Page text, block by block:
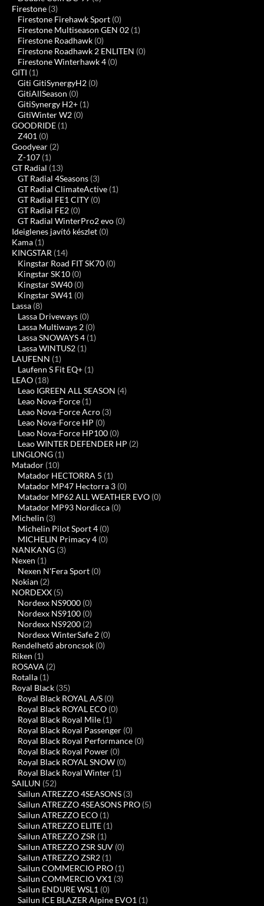
Firestone (3)
Firestone Firehawk Sport (0)
Firestone Multiseason GEN 02 (1)
Firestone Roadhawk (0)
Firestone Roadhawk 2 ENLITEN (0)
Firestone Winterhawk 4 (0)
GITI (1)
Giti GitiSynergyH2 (0)
GitiAllSeason (0)
GitiSynergy H2+ (1)
GitiWinter W2 (0)
GOODRIDE (1)
Z401 (0)
Goodyear (2)
Z-107 (1)
GT Radial (13)
GT Radial 4Seasons (3)
GT Radial ClimateActive (1)
GT Radial FE1 CITY (0)
GT Radial FE2 (0)
GT Radial WinterPro2 evo (0)
Ideiglenes javító készlet (0)
Kama (1)
KINGSTAR (14)
Kingstar Road FIT SK70 (0)
Kingstar SK10 (0)
Kingstar SW40 (0)
Kingstar SW41 (0)
Lassa (8)
Lassa Driveways (0)
Lassa Multiways 2 (0)
Lassa SNOWAYS 4 (1)
Lassa WINTUS2 (1)
LAUFENN (1)
Laufenn S Fit EQ+ (1)
LEAO (18)
Leao IGREEN ALL SEASON (4)
Leao Nova-Force (1)
Leao Nova-Force Acro (3)
Leao Nova-Force HP (0)
Leao Nova-Force HP100 (0)
Leao WINTER DEFENDER HP (2)
LINGLONG (1)
Matador (10)
Matador HECTORRA 5 (1)
Matador MP47 Hectorra 3 (0)
Matador MP62 ALL WEATHER EVO (0)
Matador MP93 Nordicca (0)
Michelin (3)
Michelin Pilot Sport 4 (0)
MICHELIN Primacy 4 (0)
NANKANG (3)
Nexen (1)
Nexen N'Fera Sport (0)
Nokian (2)
NORDEXX (5)
Nordexx NS9000 (0)
Nordexx NS9100 (0)
Nordexx NS9200 (2)
Nordexx WinterSafe 2 (0)
Rendelhető abroncsok (0)
Riken (1)
ROSAVA (2)
Rotalla (1)
Royal Black (35)
Royal Black ROYAL A/S (0)
Royal Black ROYAL ECO (0)
Royal Black Royal Mile (1)
Royal Black Royal Passenger (0)
Royal Black Royal Performance (0)
Royal Black Royal Power (0)
Royal Black ROYAL SNOW (0)
Royal Black Royal Winter (1)
SAILUN (52)
Sailun ATREZZO 4SEASONS (3)
Sailun ATREZZO 4SEASONS PRO (5)
Sailun ATREZZO ECO (1)
Sailun ATREZZO ELITE (1)
Sailun ATREZZO ZSR (1)
Sailun ATREZZO ZSR SUV (0)
Sailun ATREZZO ZSR2 (1)
Sailun COMMERCIO PRO (1)
Sailun COMMERCIO VX1 (3)
Sailun ENDURE WSL1 (0)
Sailun ICE BLAZER Alpine EVO1 (1)